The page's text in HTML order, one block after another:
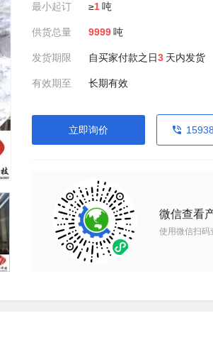
最小起订 ≥1吨
供货总量 9999吨
发货期限 自买家付款之日3 天内发货
有效期至 长期有效
立即询价
微信查看
使用微信扫码